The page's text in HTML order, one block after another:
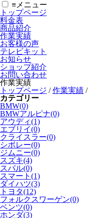
≡ メニュー
トップページ
料金表
商品紹介
作業実績
お客様の声
テレビキット
お知らせ
ショップ紹介
お問い合わせ
作業実績
トップページ /作業実績 /
カテゴリー
BMW(0)
BMWアルピナ(0)
アウディ(1)
エブリイ(0)
クライスラー(0)
シボレー(0)
ジムニー(0)
スズキ(4)
スバル(0)
スマート(1)
ダイハツ(3)
トヨタ(12)
フォルクスワーゲン(0)
ベンツ(0)
ホンダ(3)